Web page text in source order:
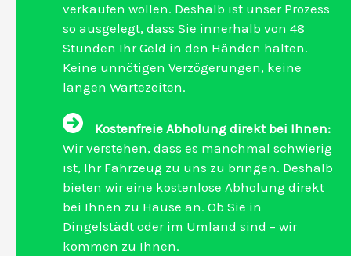
verkaufen wollen. Deshalb ist unser Prozess
so ausgelegt, dass Sie innerhalb von 48
Stunden Ihr Geld in den Händen halten.
Keine unnötigen Verzögerungen, keine
langen Wartezeiten.
Kostenfreie Abholung direkt bei Ihnen:
Wir verstehen, dass es manchmal schwierig
ist, Ihr Fahrzeug zu uns zu bringen. Deshalb
bieten wir eine kostenlose Abholung direkt
bei Ihnen zu Hause an. Ob Sie in
Dingelstädt oder im Umland sind – wir
kommen zu Ihnen.